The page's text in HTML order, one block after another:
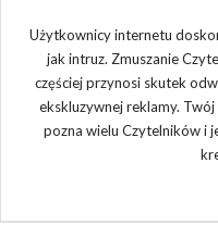
Użytkownicy internetu
jak intruz. Zmuszanie
częściej przynosi skutek
ekskluzywnej reklamy.
pozna wielu Czytelników i